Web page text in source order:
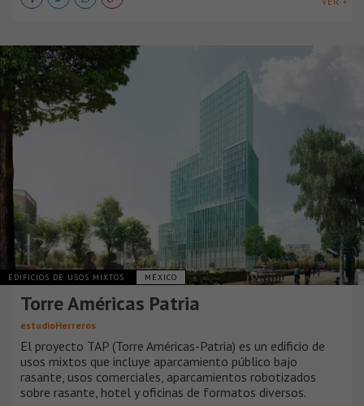
EDIFICIOS DE USOS MIXTOS MÉXICO
Torre Américas Patria
estudioHerreros
El proyecto TAP (Torre Américas-Patria) es un edificio de
usos mixtos que incluye aparcamiento público bajo
rasante, usos comerciales, aparcamientos robotizados
sobre rasante, hotel y oficinas de formatos diversos.